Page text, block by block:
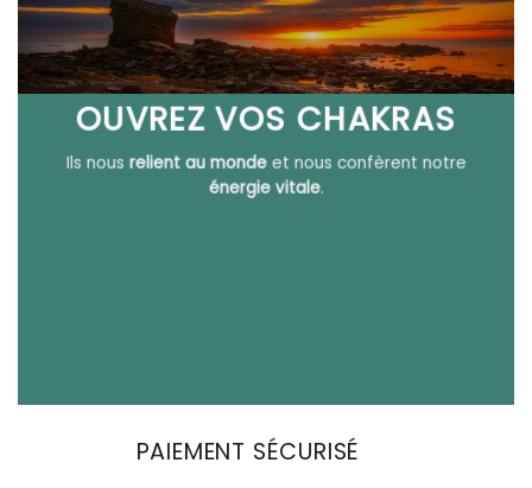
OUVREZ VOS CHAKRAS
Ils nous relient au mondeet nous confèrent notre
énergie vitale.
PAIEMENT SÉCURISÉ